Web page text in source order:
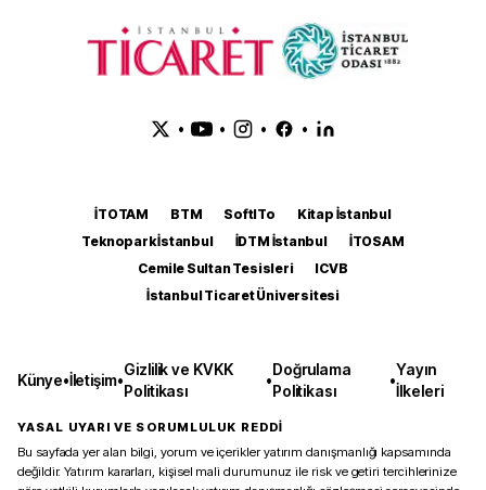
• • • •
İTOTAM BTM SoftITo
Kitap İstanbul
Teknopark İstanbul
İDTM İstanbul
İTOSAM
Cemile Sultan Tesisleri
ICVB
İstanbul Ticaret Üniversitesi
Künye•İletişim•
Gizlilik ve KVKK
Politikası
•
Doğrulama
Politikası
•
Yayın
İlkeleri
YASAL UYARI VE SORUMLULUK REDDİ
Bu sayfada yer alan bilgi, yorum ve içerikler yatırım danışmanlığı kapsamında
değildir. Yatırım kararları, kişisel mali durumunuz ile risk ve getiri tercihlerinize